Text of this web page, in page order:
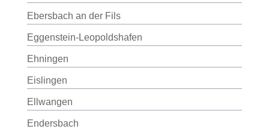
Ebersbach an der Fils
Eggenstein-Leopoldshafen
Ehningen
Eislingen
Ellwangen
Endersbach